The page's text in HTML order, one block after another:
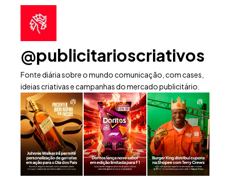
@publicitarioscriativos
Fonte diária sobre o mundo comunicação, com cases,
ideias criativas e campanhas do mercado publicitário.